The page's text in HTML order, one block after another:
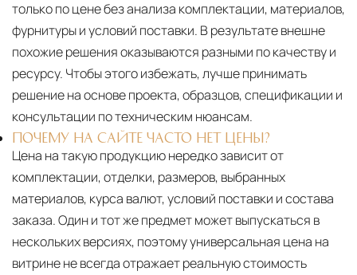
только по цене без анализа комплектации, материалов,
фурнитуры и условий поставки. В результате внешне
похожие решения оказываются разными по качеству и
ресурсу. Чтобы этого избежать, лучше принимать
решение на основе проекта, образцов, спецификации и
консультации по техническим нюансам.
ПОЧЕМУ НА САЙТЕ ЧАСТО НЕТ ЦЕНЫ?
Цена на такую продукцию нередко зависит от
комплектации, отделки, размеров, выбранных
материалов, курса валют, условий поставки и состава
заказа. Один и тот же предмет может выпускаться в
нескольких версиях, поэтому универсальная цена на
витрине не всегда отражает реальную стоимость